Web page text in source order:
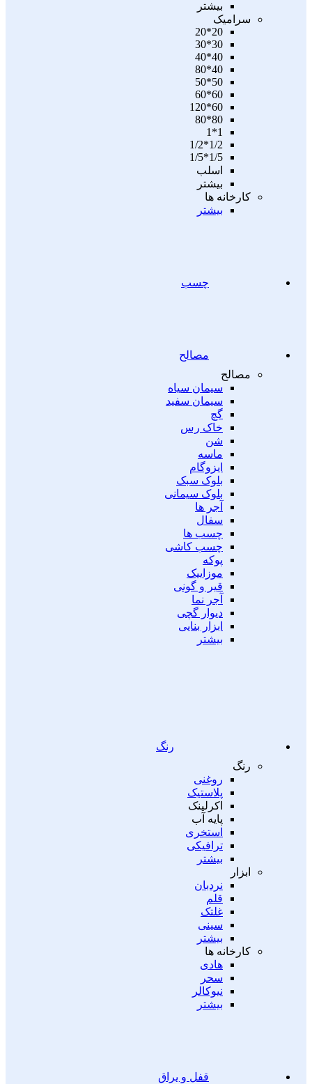
بیشتر
سرامیک
20*20
30*30
40*40
40*80
50*50
60*60
60*120
80*80
1*1
1/2*1/2
1/5*1/5
اسلب
بیشتر
کارخانه ها
بیشتر
چسب
مصالح
مصالح
سیمان سیاه
سیمان سفید
گچ
خاک رس
شن
ماسه
ایزوگام
بلوک سبک
بلوک سیمانی
آجر ها
سفال
چسب ها
چسب کاشی
پوکه
موزاییک
قیر و گونی
آجر نما
دیوار گچی
ابزار بنایی
بیشتر
رنگ
رنگ
روغنی
پلاستیک
اکرلینک
پایه آب
استخری
ترافیکی
بیشتر
ابزار
نردبان
قلم
غلتک
سینی
بیشتر
کارخانه ها
هادی
سحر
نیوکالر
بیشتر
قفل و یراق